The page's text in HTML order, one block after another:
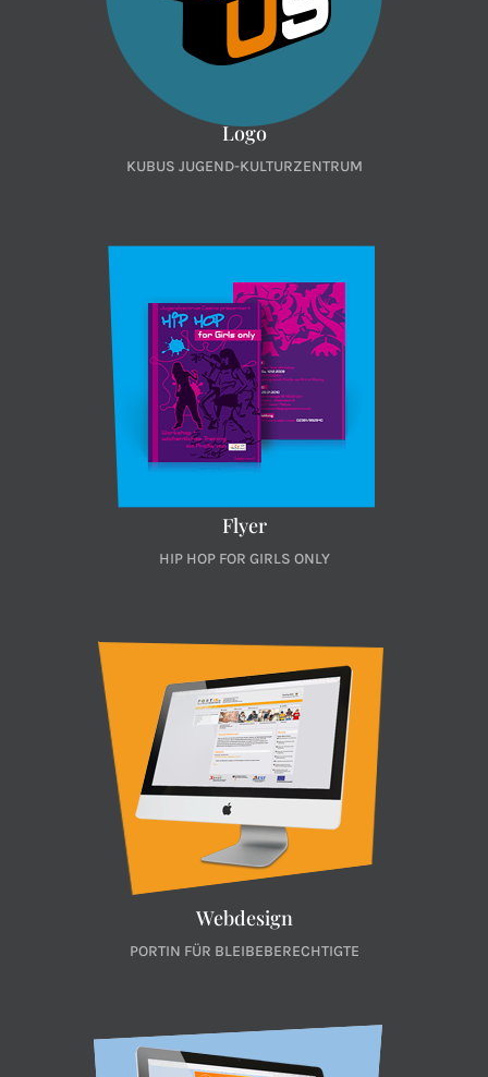
Logo
KUBUS JUGEND-KULTURZENTRUM
Flyer
HIP HOP FOR GIRLS ONLY
Webdesign
PORTIN FÜR BLEIBEBERECHTIGTE